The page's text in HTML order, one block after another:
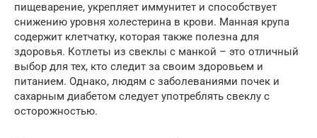
пищеварение, укрепляет иммунитет и способствует
снижению уровня холестерина в крови. Манная крупа
содержит клетчатку, которая также полезна для
здоровья. Котлеты из свеклы с манкой – это отличный
выбор для тех, кто следит за своим здоровьем и
питанием. Однако, людям с заболеваниями почек и
сахарным диабетом следует употреблять свеклу с
осторожностью.